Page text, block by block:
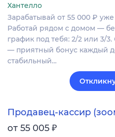
Хантелло
Зарабатывай от 55 000 ₽
Работай рядом с домом —
график под тебя: 2/2 или 3/
— приятный бонус каждый
стабильный…
Продавец-кассир
от 55 005 ₽